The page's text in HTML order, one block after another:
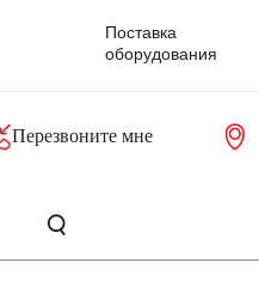
Поставка
оборудования
Перезвоните мне